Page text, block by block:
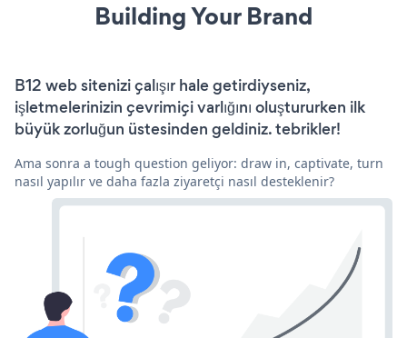
Building Your Brand
B12 web sitenizi çalışır hale getirdiyseniz,
işletmelerinizin çevrimiçi varlığını oluştururken ilk
büyük zorluğun üstesinden geldiniz. tebrikler!
Ama sonra a tough question geliyor: draw in, captivate, turn
nasıl yapılır ve daha fazla ziyaretçi nasıl desteklenir?